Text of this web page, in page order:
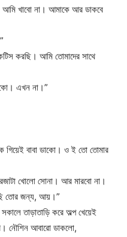
আমি খাবো না। আমাকে আর ডাকবে
করছি। আমি তোমাদের সাথে
এখন না।”
গিয়েই বাবা ডাকো। ও ই তো তোমার
খোলো সোনা। আর মারবো না।
তোর জন্য, আয়।”
তাড়াতাড়ি করে অল্প খেয়েই
নৌশিন আবারো ডাকলো,